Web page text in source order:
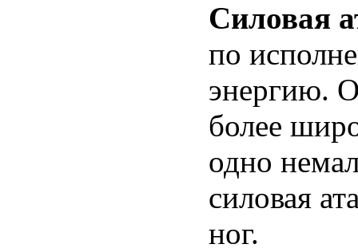
Силовая
по
энергию.
более
одно
силовая
ног.